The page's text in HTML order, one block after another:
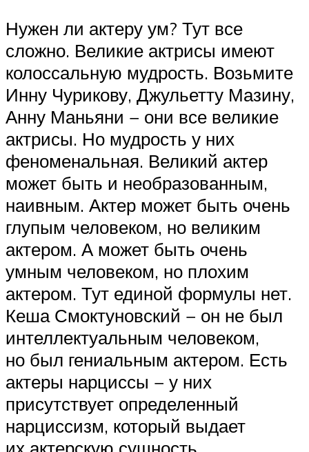
Нужен ли актеру ум? Тут все
сложно. Великие актрисы имеют
колоссальную мудрость. Возьмите
Инну Чурикову, Джульетту Мазину,
Анну Маньяни − они все великие
актрисы. Но мудрость у них
феноменальная. Великий актер
может быть и необразованным,
наивным. Актер может быть очень
глупым человеком, но великим
актером. А может быть очень
умным человеком, но плохим
актером. Тут единой формулы нет.
Кеша Смоктуновский − он не был
интеллектуальным человеком,
но был гениальным актером. Есть
актеры нарциссы − у них
присутствует определенный
нарциссизм, который выдает
их актерскую сущность